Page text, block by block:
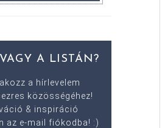
A LISTÁN?
a hírlevelem
közösségéhez!
& inspiráció
az e-mail fiókodba! :)